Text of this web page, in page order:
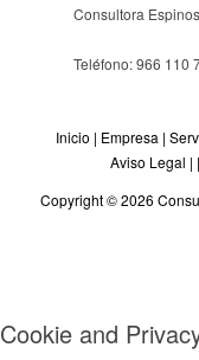
Consultora
Teléfono: 966 110
Inicio | Empresa|
Aviso Legal | |
Copyright © 2026
Cookie and